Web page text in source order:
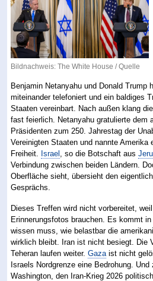
Bildnachweis: The White House /Quelle
Benjamin Netanyahu und Donald Trump
miteinander telefoniert und ein baldiges
Staaten vereinbart. Nach außen klang
fast feierlich. Netanyahu gratulierte dem
Präsidenten zum 250. Jahrestag der
Vereinigten Staaten und nannte Amerika
Freiheit.
Israel , so die Botschaft aus
Verbindung zwischen beiden Ländern.
Oberfläche sieht, übersieht den
Gesprächs.
Dieses Treffen wird nicht vorbereitet,
Erinnerungsfotos brauchen. Es kommt
wissen muss, wie belastbar die
wirklich bleibt. Iran ist nicht besiegt. Die
Teheran laufen weiter.Gaza ist nicht
Israels Nordgrenze eine Bedrohung.
Washington, den Iran-Krieg 2026